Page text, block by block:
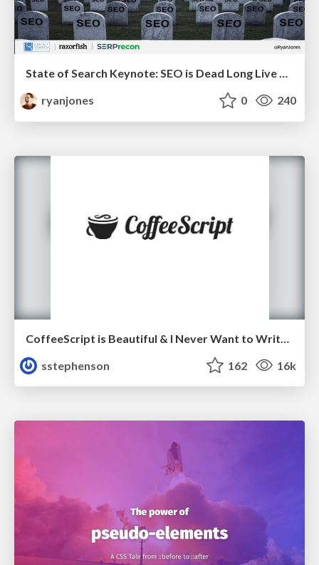
State of Search Keynote: SEO is Dead Long Live SEO
ryanjones
0 240
sstephenson
162 16k